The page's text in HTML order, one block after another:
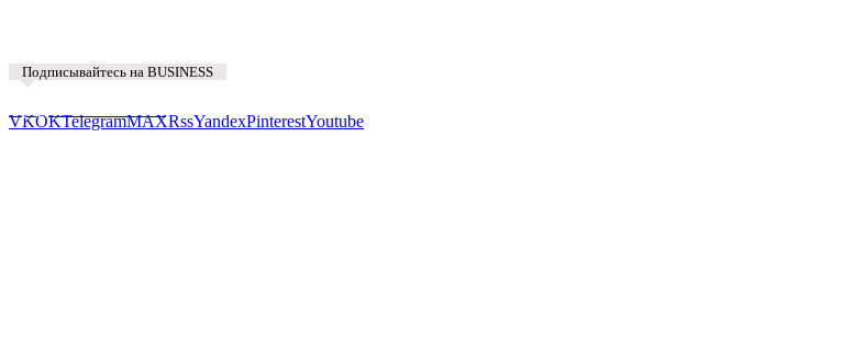
Подписывайтесь на BUSINESS
VKOKTelegramMAXRssYandexPinterestYoutube